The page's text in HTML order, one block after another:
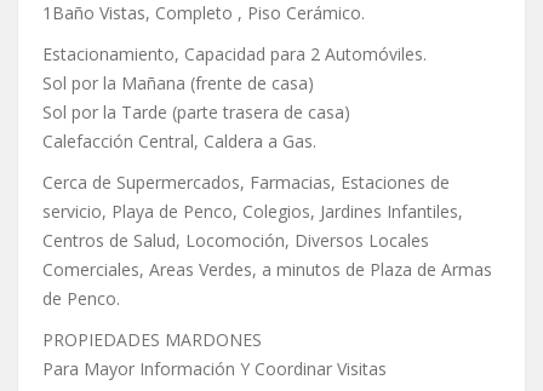
1Baño Vistas, Completo , Piso Cerámico.
Estacionamiento, Capacidad para 2 Automóviles.
Sol por la Mañana (frente de casa)
Sol por la Tarde (parte trasera de casa)
Calefacción Central, Caldera a Gas.
Cerca de Supermercados, Farmacias, Estaciones de
servicio, Playa de Penco, Colegios, Jardines Infantiles,
Centros de Salud, Locomoción, Diversos Locales
Comerciales, Areas Verdes, a minutos de Plaza de Armas
de Penco.
PROPIEDADES MARDONES
Para Mayor Información Y Coordinar Visitas